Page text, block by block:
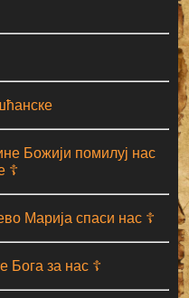
Божији помилуј нас
☦
Марија спаси нас ☦
Бога за нас ☦